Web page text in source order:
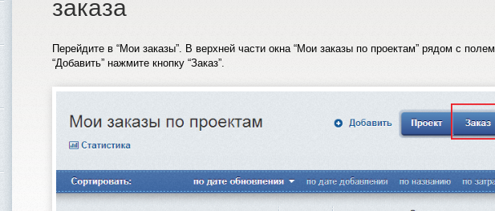
заказа
Перейдите в “Мои заказы”. В верхней части окна “Мои заказы по проектам” рядом с полем
“Добавить” нажмите кнопку “Заказ”.